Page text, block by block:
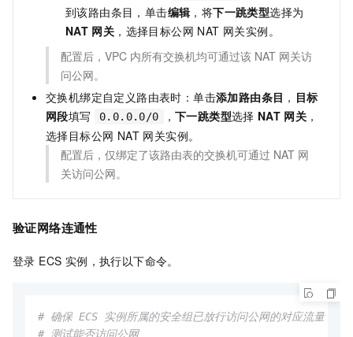
到该路由条目，单击编辑 ，将下一跳类型选择为
NAT 网关 ，选择目标公网 NAT 网关实例。
配置后，VPC 内所有交换机均可通过该 NAT 网关访
问公网。
交换机绑定自定义路由表时：单击添加路由条目 ， 目标
网段填写 0.0.0.0/0 ，下一跳类型选择 NAT 网关 ，
选择目标公网 NAT 网关实例。
配置后，仅绑定了该路由表的交换机可通过 NAT 网
关访问公网。
验证网络连通性
登录 ECS 实例，执行以下命令。
# 确保 ECS 实例所属的安全组已放行访问公网的对应流量
# 测试能否访问公网